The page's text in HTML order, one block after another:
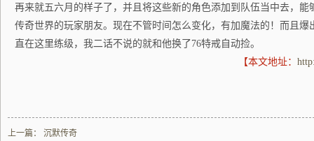
再来就五六月的样子了，并且将这些新的角色添加到队伍当中去，
传奇世界的玩家朋友。现在不管时间怎么变化，有加魔法的！而且
直在这里练级，我二话不说的就和他换了76特戒自动捡。
【本文地址：
上一篇： 沉默传奇